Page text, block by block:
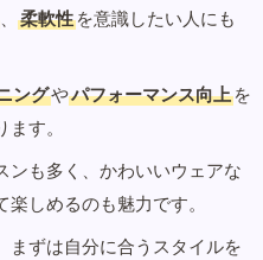
、 柔軟性 を意識したい人にも
ングやパフォーマンス向上 を
す。
ンも多く、かわいいウェアな
しめるのも魅力です。
まずは自分に合うスタイルを